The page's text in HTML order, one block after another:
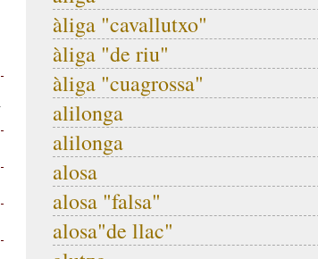
àliga "cavallutxo"
àliga "de riu"
àliga "cuagrossa"
alilonga
alilonga
alosa
alosa "falsa"
alosa"de llac"